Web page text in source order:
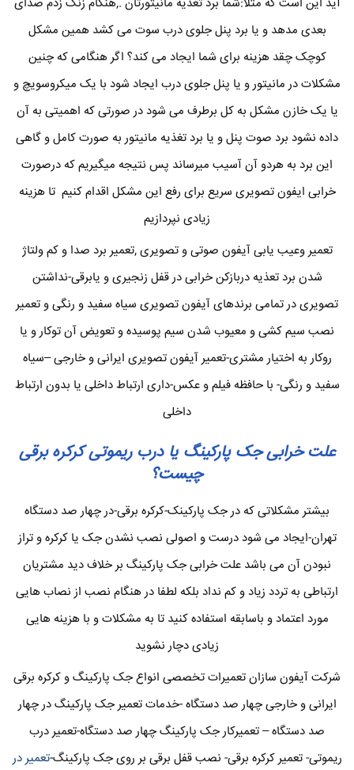
بعدی مدهد و یا برد پنل جلوی درب سوت می کشد همین مشکل
کوچک چقد هزینه برای شما ایجاد می کند؟ اگر هنگامی که چنین
مشکلات در مانیتور و یا پنل جلوی درب ایجاد شود با یک میکروسویچ و
یا یک خازن مشکل به کل برطرف می شود در صورتی که اهمیتی به آن
داده نشود برد صوت پنل و یا برد تغذیه مانیتور به صورت کامل و گاهی
این برد به هردو آن آسیب میرساند پس نتیجه میگیریم که درصورت
خرابی ایفون تصویری سریع برای رفع این مشکل اقدام کنیم تا هزینه
زیادی نپردازیم
تعمیر وعیب یابی آیفون صوتی و تصویری ,تعمیر برد صدا و کم ولتاژ
شدن برد تعذیه دربازکن خرابی در قفل زنجیری و یابرقی-نداشتن
تصویری در تمامی برندهای آیفون تصویری سیاه سفید و رنگی و تعمیر
نصب سیم کشی و معیوب شدن سیم پوسیده و تعویض آن توکار و یا
روکار به اختیار مشتری-تعمیر آیفون تصویری ایرانی و خارجی –سیاه
سفید و رنگی- با حافظه فیلم و عکس-داری ارتباط داخلی یا بدون ارتباط
داخلی
علت خرابی جک پارکینگ یا درب ریموتی کرکره برقی
چیست؟
بیشتر مشکلاتی که در جک پارکینک-کرکره برقی-در چهار صد دستگاه
تهران-ایجاد می شود درست و اصولی نصب نشدن جک یا کرکره و تراز
نبودن آن می باشد علت خرابی جک پارکینگ بر خلاف دید مشتریان
ارتباطی به تردد زیاد و کم نداد بلکه لطفا در هنگام نصب از نصاب هایی
مورد اعتماد و باسابقه استفاده کنید تا به مشکلات و با هزینه هایی
زیادی دچار نشوید
شرکت آیفون سازان تعمیرات تخصصی انواع جک پارکینگ و کرکره برقی
ایرانی و خارجی چهار صد دستگاه -خدمات تعمیر جک پارکینگ در چهار
صد دستگاه – تعمیرکار جک پارکینگ چهار صد دستگاه-تعمیر درب
ریموتی- تعمیر کرکره برقی- نصب قفل برقی بر روی جک پارکینگ-تعمیر در